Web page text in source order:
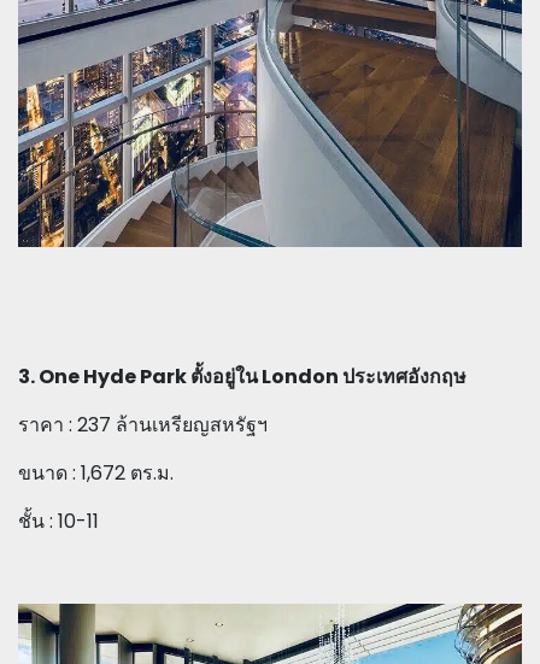
3. One Hyde Park ตั้งอยู่ใน London ประเทศอังกฤษ
ราคา : 237 ล้านเหรียญสหรัฐฯ
ขนาด : 1,672 ตร.ม.
ชั้น : 10-11